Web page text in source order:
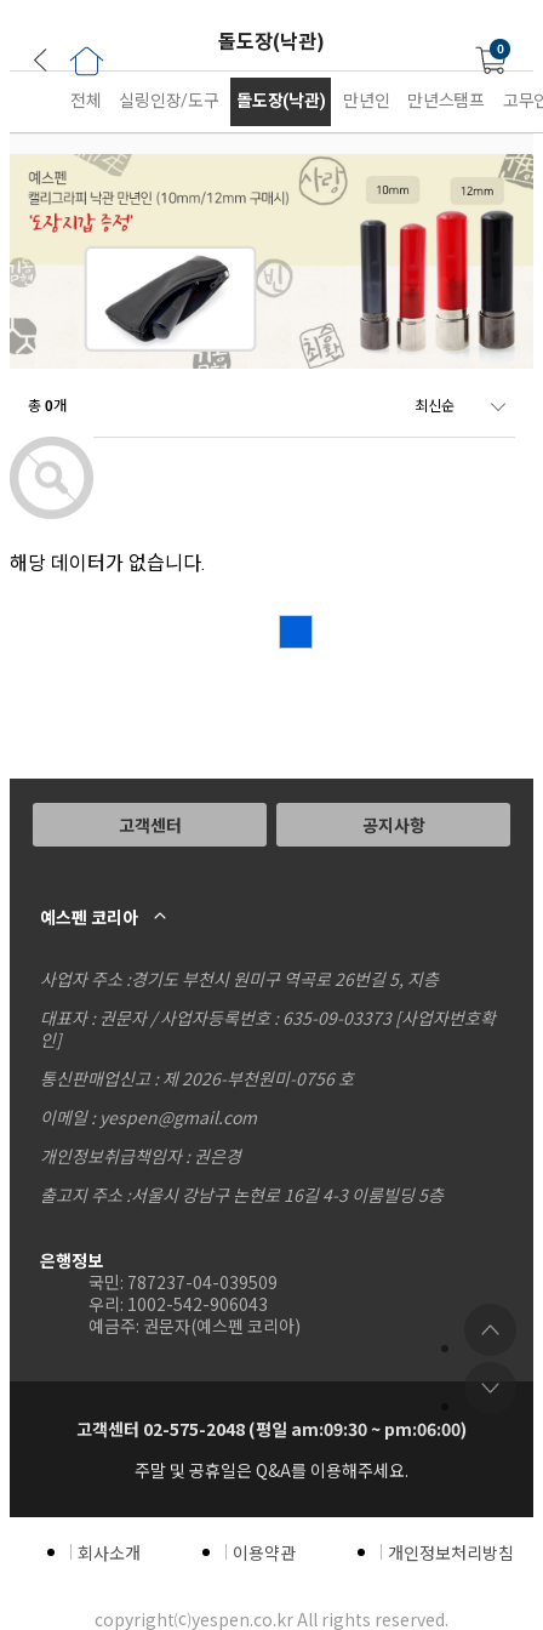
돌도장(낙관) 0
전체 실링인장/도구 돌도장(낙관) 만년인 만년스탬프 고무
총 0개
해당 데이터가 없습니다.
고객센터 공지사항
예스펜 코리아
사업자 주소 :경기도 부천시 원미구 역곡로 26번길 5, 지층
대표자 : 권문자 / 사업자등록번호 : 635-09-03373[사업자번호확
인]
통신판매업신고 : 제 2026-부천원미-0756 호
이메일 : yespen@gmail.com
개인정보취급책임자 : 권은경
출고지 주소 :서울시 강남구 논현로 16길 4-3 이룸빌딩 5층
은행정보
국민: 787237-04-039509
우리: 1002-542-906043
예금주: 권문자(예스펜 코리아)
고객센터 02-575-2048 (평일 am:09:30 ~ pm:06:00)
주말 및 공휴일은 Q&A를 이용해주세요.
회사소개 이용약관 개인정보처리방침
copyright⒞yespen.co.kr All rights reserved.